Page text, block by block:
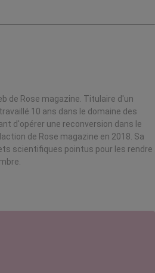
de Rose magazine. Titulaire d'un
10 ans dans le domaine des
d'opérer une reconversion dans le
de Rose magazine en 2018. Sa
scientifiques pointus pour les rendre